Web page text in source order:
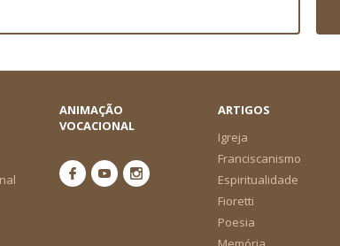
ANIMAÇÃO
VOCACIONAL
ARTIGOS
Igreja
Franciscanismo
Espiritualidade
Fioretti
Poesia